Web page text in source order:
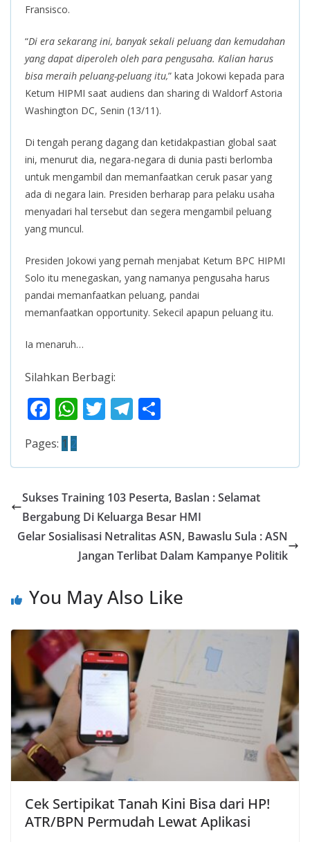
Fransisco.
“Di era sekarang ini, banyak sekali peluang dan kemudahan
yang dapat diperoleh oleh para pengusaha. Kalian harus
bisa meraih peluang-peluang itu,” kata Jokowi kepada para
Ketum HIPMI saat audiens dan sharing di Waldorf Astoria
Washington DC, Senin (13/11).
Di tengah perang dagang dan ketidakpastian global saat
ini, menurut dia, negara-negara di dunia pasti berlomba
untuk mengambil dan memanfaatkan ceruk pasar yang
ada di negara lain. Presiden berharap para pelaku usaha
menyadari hal tersebut dan segera mengambil peluang
yang muncul.
Presiden Jokowi yang pernah menjabat Ketum BPC HIPMI
Solo itu menegaskan, yang namanya pengusaha harus
pandai memanfaatkan peluang, pandai
memanfaatkan opportunity. Sekecil apapun peluang itu.
Ia menaruh…
Silahkan Berbagi:
F
ac
e
b
o
o
k
W
s
A
p
p
T
er
T
gr
a
m
e
Pages: 1 2
Sukses Training 103 Peserta, Baslan : Selamat
Bergabung Di Keluarga Besar HMI
Gelar Sosialisasi Netralitas ASN, Bawaslu Sula : ASN
Jangan Terlibat Dalam Kampanye Politik
You May Also Like
Cek Sertipikat Tanah Kini Bisa dari HP!
ATR/BPN Permudah Lewat Aplikasi